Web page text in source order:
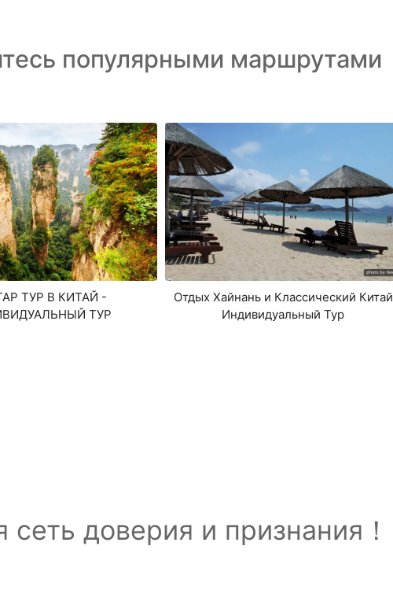
популярными маршрутами
ТУР В КИТАЙ -
ТУР
Отдых Хайнань и Классический Китай
Индивидуальный Тур
сеть доверия и признания！